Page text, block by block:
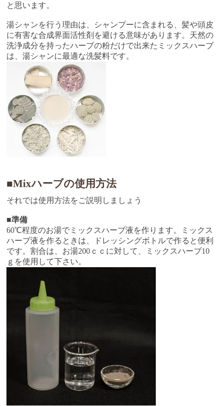
と思います。
湯シャンを行う理由は、シャンプーに含まれる、髪や頭皮
に有害な合成界面活性剤を避ける意味があります。天然の
洗浄成分を持ったハーブの粉だけで出来たミックスハーブ
は、湯シャンに最適な洗髪料です。
■Mixハーブの使用方法
それでは使用方法をご説明しましょう
■準備
60℃程度のお湯でミックスハーブ液を作ります。ミックス
ハーブ液を作るときは、ドレッシングボトルで作ると便利
です。割合は、お湯200ｃｃに対して、ミックスハーブ10
ｇを使用して下さい。